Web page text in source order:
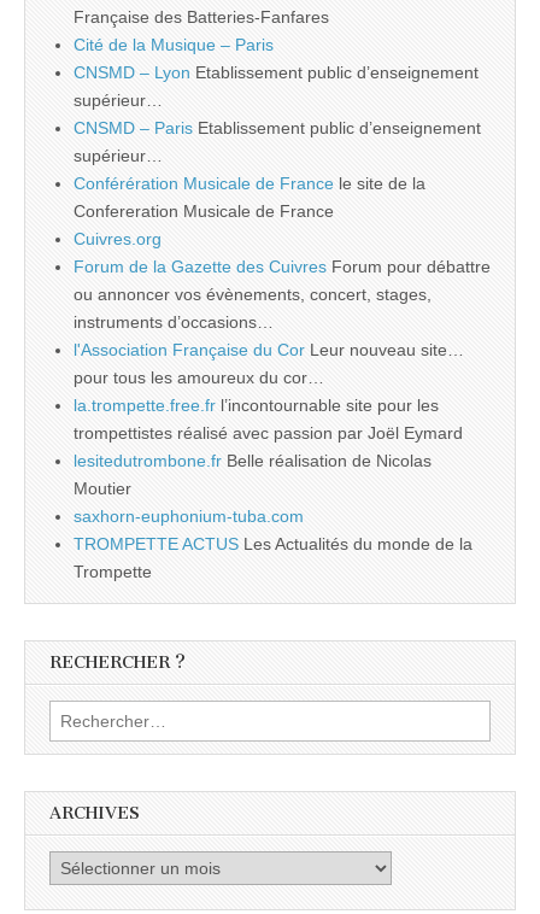
Française des Batteries-Fanfares
Cité de la Musique – Paris
CNSMD – Lyon Etablissement public d’enseignement
supérieur…
CNSMD – Paris Etablissement public d’enseignement
supérieur…
Conférération Musicale de France le site de la
Confereration Musicale de France
Cuivres.org
Forum de la Gazette des Cuivres Forum pour débattre
ou annoncer vos évènements, concert, stages,
instruments d’occasions…
l'Association Française du Cor Leur nouveau site…
pour tous les amoureux du cor…
la.trompette.free.fr l’incontournable site pour les
trompettistes réalisé avec passion par Joël Eymard
lesitedutrombone.fr Belle réalisation de Nicolas
Moutier
saxhorn-euphonium-tuba.com
TROMPETTE ACTUS Les Actualités du monde de la
Trompette
RECHERCHER ?
Rechercher :
ARCHIVES
Archives